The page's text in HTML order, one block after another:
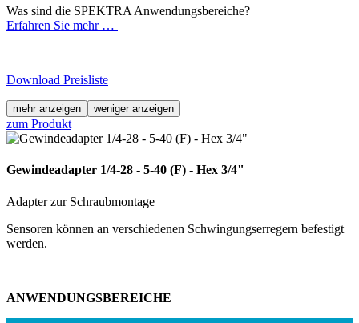
Was sind die SPEKTRA Anwendungsbereiche?
Erfahren Sie mehr …
Download Preisliste
mehr anzeigen weniger anzeigen
zum Produkt
Gewindeadapter 1/4-28 - 5-40 (F) - Hex 3/4"
Adapter zur Schraubmontage
Sensoren können an verschiedenen Schwingungserregern befestigt
werden.
ANWENDUNGSBEREICHE